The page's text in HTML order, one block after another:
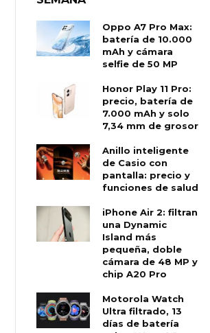
Oppo A7 Pro Max:
batería de 10.000
mAh y cámara
selfie de 50 MP
Honor Play 11 Pro:
precio, batería de
7.000 mAh y solo
7,34 mm de grosor
Anillo inteligente
de Casio con
pantalla: precio y
funciones de salud
iPhone Air 2: filtran
una Dynamic
Island más
pequeña, doble
cámara de 48 MP y
chip A20 Pro
Motorola Watch
Ultra filtrado, 13
días de batería